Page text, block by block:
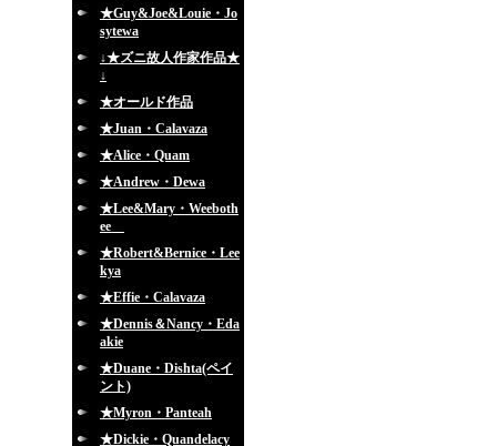
★Guy&Joe&Louie・Jo
sytewa
↓★ズニ故人作家作品★
↓
★オールド作品
★Juan・Calavaza
★Alice・Quam
★Andrew・Dewa
★Lee&Mary・Weeboth
ee
★Robert&Bernice・Lee
kya
★Effie・Calavaza
★Dennis＆Nancy・Eda
akie
★Duane・Dishta(ペイ
ント)
★Myron・Panteah
★Dickie・Quandelacy